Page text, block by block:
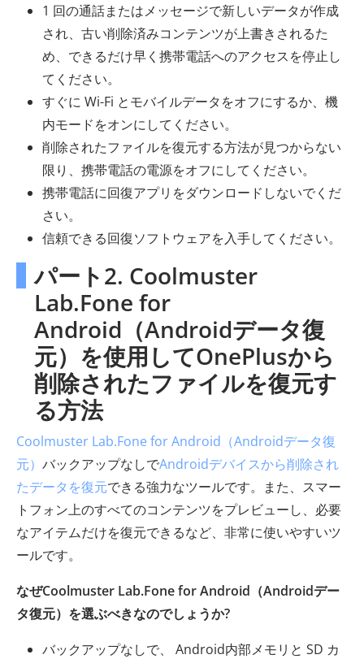
1 回の通話またはメッセージで新しいデータが作成
され、古い削除済みコンテンツが上書きされるた
め、できるだけ早く携帯電話へのアクセスを停止し
てください。
すぐに Wi-Fi とモバイルデータをオフにするか、機
内モードをオンにしてください。
削除されたファイルを復元する方法が見つからない
限り、携帯電話の電源をオフにしてください。
携帯電話に回復アプリをダウンロードしないでくだ
さい。
信頼できる回復ソフトウェアを入手してください。
パート2. Coolmuster
Lab.Fone for
Android（Androidデータ復
元）を使用してOnePlusから
削除されたファイルを復元す
る方法
Coolmuster Lab.Fone for Android（Androidデータ復
元） バックアップなしでAndroidデバイスから削除され
たデータを復元できる強力なツールです。また、スマー
トフォン上のすべてのコンテンツをプレビューし、必要
なアイテムだけを復元できるなど、非常に使いやすいツ
ールです。
なぜCoolmuster Lab.Fone for Android（Androidデー
タ復元）を選ぶべきなのでしょうか?
バックアップなしで、 Android内部メモリと SD カ